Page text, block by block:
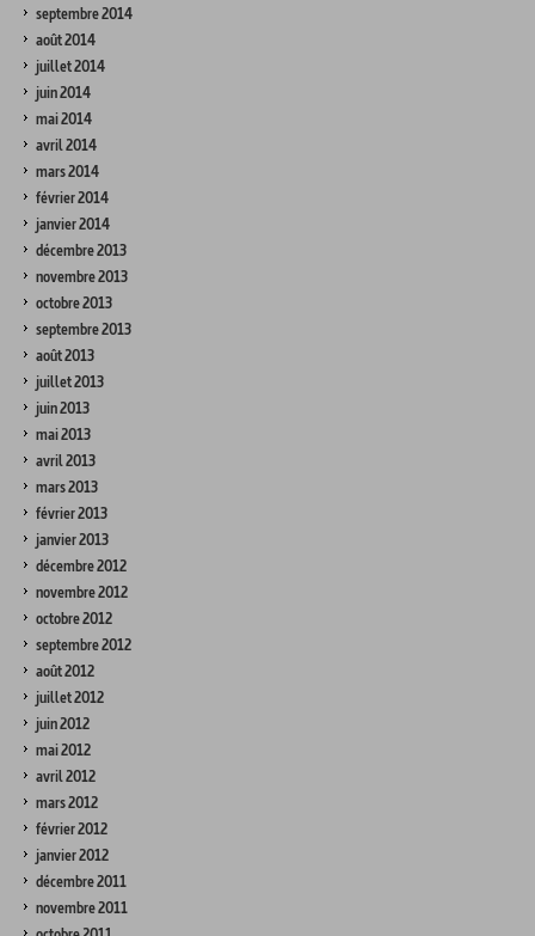
septembre 2014
août 2014
juillet 2014
juin 2014
mai 2014
avril 2014
mars 2014
février 2014
janvier 2014
décembre 2013
novembre 2013
octobre 2013
septembre 2013
août 2013
juillet 2013
juin 2013
mai 2013
avril 2013
mars 2013
février 2013
janvier 2013
décembre 2012
novembre 2012
octobre 2012
septembre 2012
août 2012
juillet 2012
juin 2012
mai 2012
avril 2012
mars 2012
février 2012
janvier 2012
décembre 2011
novembre 2011